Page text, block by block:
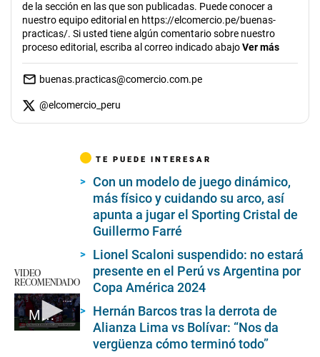
de la sección en las que son publicadas. Puede conocer a
nuestro equipo editorial en https://elcomercio.pe/buenas-
practicas/. Si usted tiene algún comentario sobre nuestro
proceso editorial, escriba al correo indicado abajoVer más
buenas.practicas@comercio.com.pe
@elcomercio_peru
VIDEO
RECOMENDADO
Miguel Araujo luego de expulsión
TE PUEDE INTERESAR
Con un modelo de juego dinámico,
más físico y cuidando su arco, así
apunta a jugar el Sporting Cristal de
Guillermo Farré
Lionel Scaloni suspendido: no estará
presente en el Perú vs Argentina por
Copa América 2024
Hernán Barcos tras la derrota de
Alianza Lima vs Bolívar: “Nos da
vergüenza cómo terminó todo”